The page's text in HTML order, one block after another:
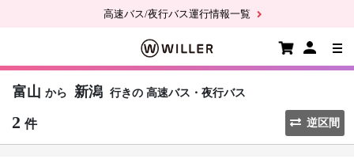
高速バス/夜行バス運行情報一覧
富山 から 新潟 行きの 高速バス・夜行バス
2 件 逆区間